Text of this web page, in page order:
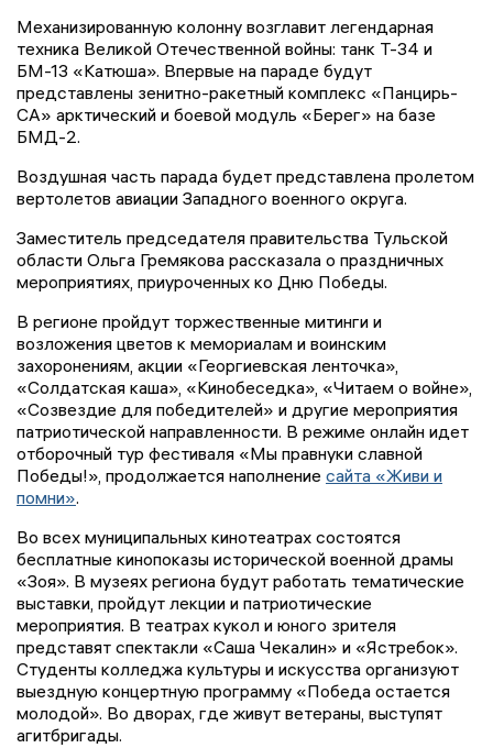
Механизированную колонну возглавит легендарная
техника Великой Отечественной войны: танк Т-34 и
БМ-13 «Катюша». Впервые на параде будут
представлены зенитно-ракетный комплекс «Панцирь-
СА» арктический и боевой модуль «Берег» на базе
БМД-2.
Воздушная часть парада будет представлена пролетом
вертолетов авиации Западного военного округа.
Заместитель председателя правительства Тульской
области Ольга Гремякова рассказала о праздничных
мероприятиях, приуроченных ко Дню Победы.
В регионе пройдут торжественные митинги и
возложения цветов к мемориалам и воинским
захоронениям, акции «Георгиевская ленточка»,
«Солдатская каша», «Кинобеседка», «Читаем о войне»,
«Созвездие для победителей» и другие мероприятия
патриотической направленности. В режиме онлайн идет
отборочный тур фестиваля «Мы правнуки славной
Победы!», продолжается наполнение сайта «Живи и
помни».
Во всех муниципальных кинотеатрах состоятся
бесплатные кинопоказы исторической военной драмы
«Зоя». В музеях региона будут работать тематические
выставки, пройдут лекции и патриотические
мероприятия. В театрах кукол и юного зрителя
представят спектакли «Саша Чекалин» и «Ястребок».
Студенты колледжа культуры и искусства организуют
выездную концертную программу «Победа остается
молодой». Во дворах, где живут ветераны, выступят
агитбригады.